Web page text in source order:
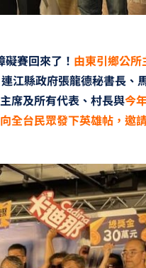
賽回來了！ 由東引鄉公
江縣政府張龍德秘書長、
席及所有代表、村長與今
全台民眾發下英雄帖，邀